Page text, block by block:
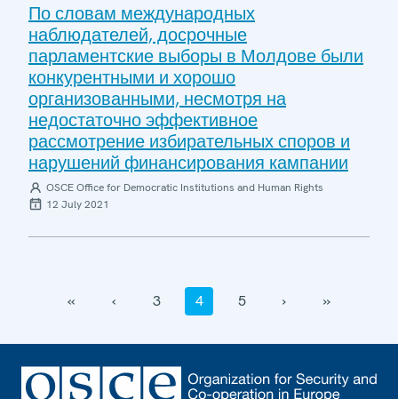
По словам международных
наблюдателей, досрочные
парламентские выборы в Молдове были
конкурентными и хорошо
организованными, несмотря на
недостаточно эффективное
рассмотрение избирательных споров и
нарушений финансирования кампании
OSCE Office for Democratic Institutions and Human Rights
12 July 2021
‹‹ ‹ 3 4 5 › ››